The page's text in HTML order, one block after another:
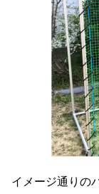
イメージ通りの